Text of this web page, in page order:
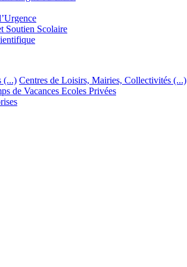
Soutien Scolaire
(...) Centres de Loisirs, Mairies, Collectivités (...)
de Vacances Ecoles Privées